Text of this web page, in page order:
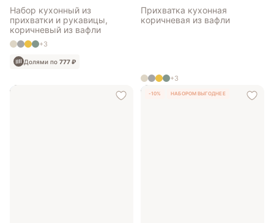
Набор кухонный из
прихватки и рукавицы,
коричневый из вафли
+3
Долями по777 ₽
Прихватка кухонная
коричневая из вафли
+3
Долями по330 ₽
-10% НАБОРОМ ВЫГОДНЕЕ